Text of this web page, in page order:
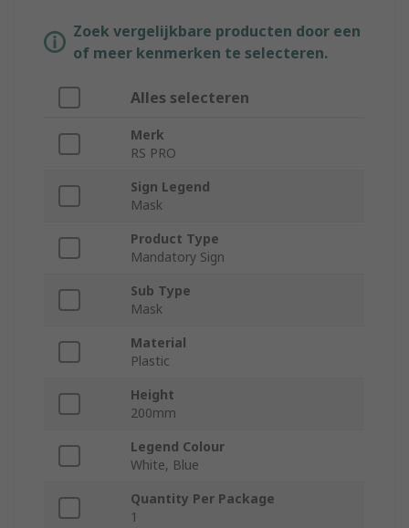
Zoek vergelijkbare producten door een
of meer kenmerken te selecteren.
Alles selecteren
Merk
RS PRO
Sign Legend
Mask
Product Type
Mandatory Sign
Sub Type
Mask
Material
Plastic
Height
200mm
Legend Colour
White, Blue
Quantity Per Package
1